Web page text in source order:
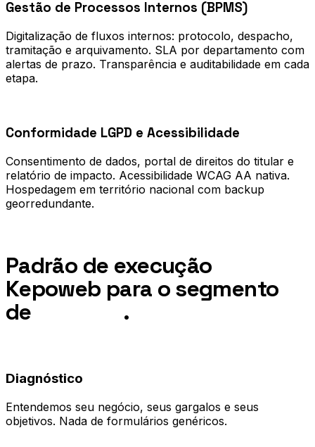
Gestão de Processos Internos (BPMS)
Digitalização de fluxos internos: protocolo, despacho,
tramitação e arquivamento. SLA por departamento com
alertas de prazo. Transparência e auditabilidade em cada
etapa.
Conformidade LGPD e Acessibilidade
Consentimento de dados, portal de direitos do titular e
relatório de impacto. Acessibilidade WCAG AA nativa.
Hospedagem em território nacional com backup
georredundante.
Padrão de execução
Kepoweb para o segmento
de
.
Diagnóstico
Entendemos seu negócio, seus gargalos e seus
objetivos. Nada de formulários genéricos.